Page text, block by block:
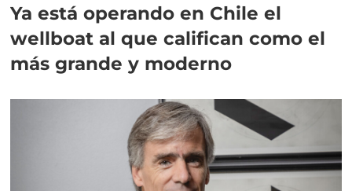
Ya está operando en Chile el
wellboat al que califican como el
más grande y moderno